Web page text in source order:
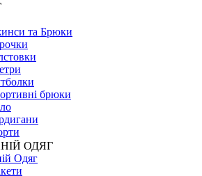
та Брюки
брюки
ОДЯГ
Одяг